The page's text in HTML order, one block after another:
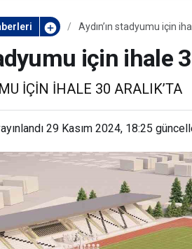
Aydın’ın stadyumu için
için ihale
İÇİN İHALE 30 ARALIK’TA
29 Kasım 2024, 18:25